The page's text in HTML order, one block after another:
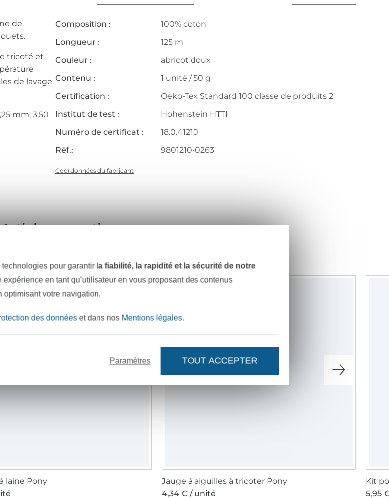
de
tricoté et
de lavage
mm, 3,50
Composition :
100% coton
Longueur :
125 m
Couleur :
abricot doux
Contenu :
1 unité / 50 g
Certification :
Oeko-Tex Standard 100 classe de produits 2
Institut de test :
Hohenstein HTTI
Numéro de certificat :
18.0.41210
Réf.:
9801210-0263
Coordonnées du fabricant
Articles assortis
laine Pony
Jauge à aiguilles à tricoter Pony
4,34 € / unité
Kit
5,95
technologies pour garantir la fiabilité, la rapidité et la sécurité de notre
en tant qu’utilisateur en vous proposant des contenus
optimisant votre navigation.
des donnéeset dans nos Mentions légales.
Paramètres TOUT ACCEPTER